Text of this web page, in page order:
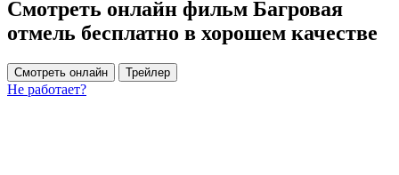
Смотреть онлайн фильм Багровая
отмель бесплатно в хорошем качестве
Смотреть онлайн Трейлер
Не работает?